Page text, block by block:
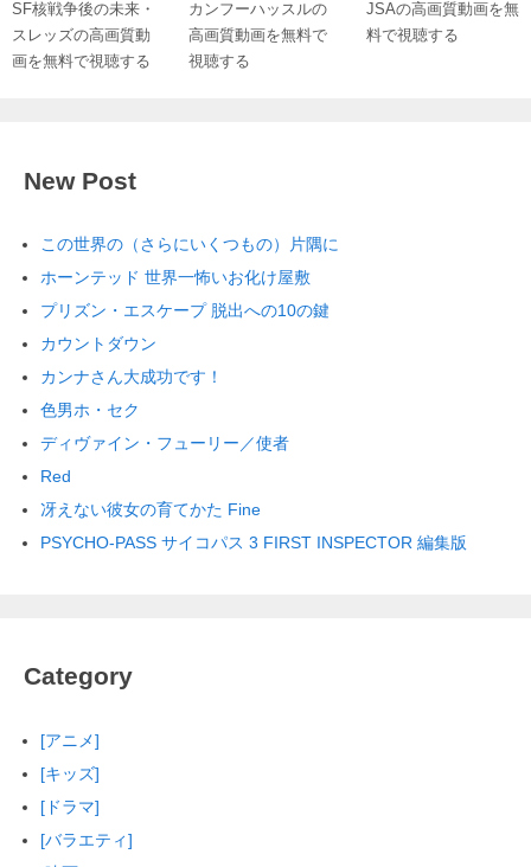
SF核戦争後の未来・
スレッズの高画質動
画を無料で視聴する
カンフーハッスルの
高画質動画を無料で
視聴する
JSAの高画質動画を無
料で視聴する
New Post
この世界の（さらにいくつもの）片隅に
ホーンテッド 世界一怖いお化け屋敷
プリズン・エスケープ 脱出への10の鍵
カウントダウン
カンナさん大成功です！
色男ホ・セク
ディヴァイン・フューリー／使者
Red
冴えない彼女の育てかた Fine
PSYCHO-PASS サイコパス 3 FIRST INSPECTOR 編集版
Category
[アニメ]
[キッズ]
[ドラマ]
[バラエティ]